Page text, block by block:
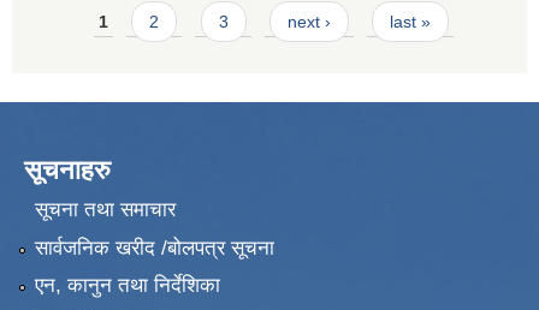
Pages
1 2 3 next › last »
सूचनाहरु
सूचना तथा समाचार
सार्वजनिक खरीद /बोलपत्र सूचना
एन, कानुन तथा निर्देशिका